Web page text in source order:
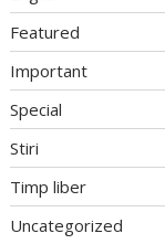
Featured
Important
Special
Stiri
Timp liber
Uncategorized